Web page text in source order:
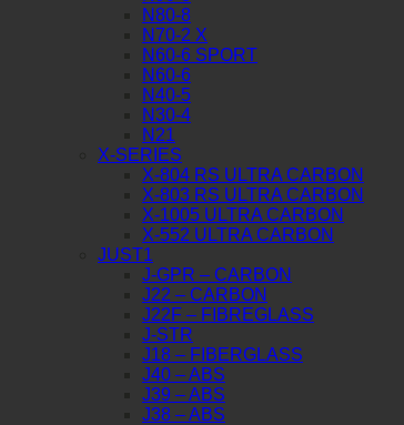
N80-8
N70-2 X
N60-6 SPORT
N60-6
N40-5
N30-4
N21
X-SERIES
X-804 RS ULTRA CARBON
X-803 RS ULTRA CARBON
X-1005 ULTRA CARBON
X-552 ULTRA CARBON
JUST1
J-GPR – CARBON
J22 – CARBON
J22F – FIBREGLASS
J-STR
J18 – FIBERGLASS
J40 – ABS
J39 – ABS
J38 – ABS